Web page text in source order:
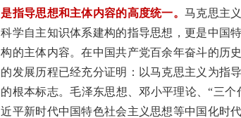
是指导思想和主体内容的高度统一。马克思主
科学自主知识体系建构的指导思想，更是中国
构的主体内容。在中国共产党百余年奋斗的历
的发展历程已经充分证明：以马克思主义为指
的根本标志。毛泽东思想、邓小平理论、“三
近平新时代中国特色社会主义思想等中国化时